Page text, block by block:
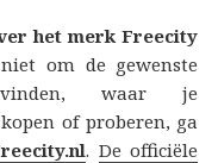
het merk Freecity
om de gewenste
waar je
of proberen, ga
. De officiële